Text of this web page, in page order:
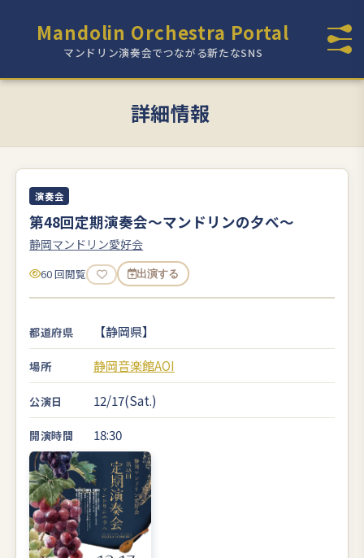
Mandolin Orchestra Portal
マンドリン演奏会でつながる新たなSNS
詳細情報
演奏会
第48回定期演奏会〜マンドリンの夕べ〜
静岡マンドリン愛好会
60 回閲覧 出演する
都道府県 【静岡県】
場所 静岡音楽館AOI
公演日 12/17(Sat.)
開演時間 18:30